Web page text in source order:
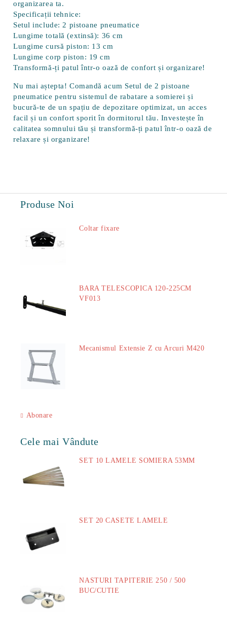
organizarea ta.
Specificații tehnice:
Setul include: 2 pistoane pneumatice
Lungime totală (extinsă): 36 cm
Lungime cursă piston: 13 cm
Lungime corp piston: 19 cm
Transformă-ți patul într-o oază de confort și organizare!
Nu mai aștepta! Comandă acum Setul de 2 pistoane
pneumatice pentru sistemul de rabatare a somierei și
bucură-te de un spațiu de depozitare optimizat, un acces
facil și un confort sporit în dormitorul tău. Investește în
calitatea somnului tău și transformă-ți patul într-o oază de
relaxare și organizare!
Produse Noi
Coltar fixare
BARA TELESCOPICA 120-225CM
VF013
Mecanismul Extensie Z cu Arcuri M420
Abonare
Cele mai Vândute
SET 10 LAMELE SOMIERA 53MM
SET 20 CASETE LAMELE
NASTURI TAPITERIE 250 / 500
BUC/CUTIE